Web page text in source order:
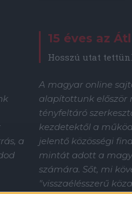
a
15 éves az
Hosszú utat
A magyar online
alapítottunk először
tényfeltáró
kezdetektől a
jelentő közösségi
mintát adott a
számára. Sőt, mi
"visszaélésszerű
Nélküled nincsenek